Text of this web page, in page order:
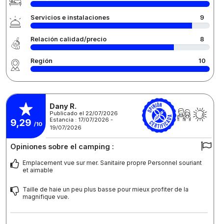
Servicios e instalaciones 9
Relación calidad/precio 8
Región 10
9,29 /10
Dany R.
Publicado el 22/07/2026
Estancia : 17/07/2026 -
19/07/2026
Opiniones sobre el camping :
Emplacement vue sur mer. Sanitaire propre Personnel souriant
et aimable
Taille de haie un peu plus basse pour mieux profiter de la
magnifique vue.